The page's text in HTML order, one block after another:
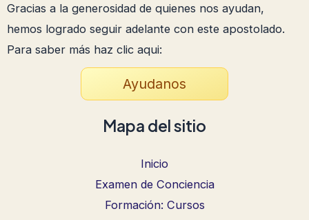
Gracias a la generosidad de quienes nos ayudan,
hemos logrado seguir adelante con este apostolado.
Para saber más haz clic aqui:
Ayudanos
Mapa del sitio
Inicio
Examen de Conciencia
Formación: Cursos